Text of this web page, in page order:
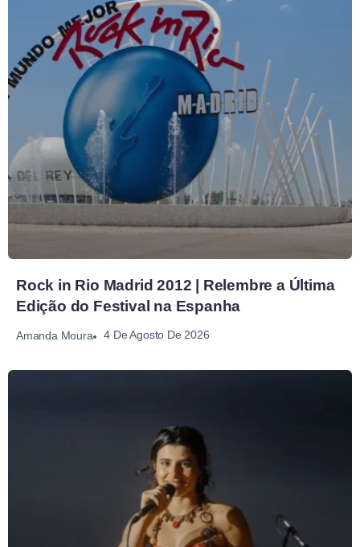
Rock in Rio Madrid 2012 | Relembre a Última
Edição do Festival na Espanha
Amanda Moura 4 De Agosto De 2026